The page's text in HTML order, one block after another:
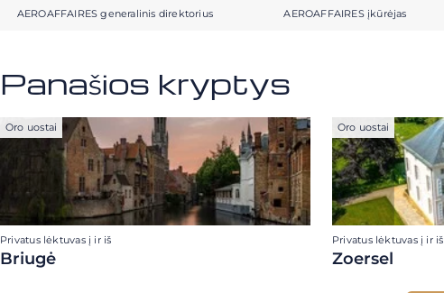
AEROAFFAIRES generalinis direktorius AEROAFFAIRES įkūrėjas
Panašios kryptys
Oro uostai
Privatus lėktuvas į ir iš
Briugė
Oro uostai
Privatus lėktuvas į ir iš
Zoersel